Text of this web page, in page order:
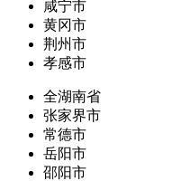
咸宁市
黄冈市
荆州市
孝感市
全湖南省
张家界市
常德市
岳阳市
邵阳市